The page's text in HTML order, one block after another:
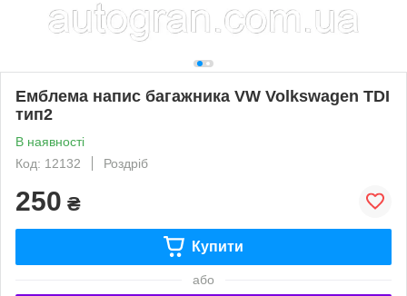
Емблема напис багажника VW Volkswagen TDI
тип2
В наявності
Код: 12132
Роздріб
250 ₴
Купити
або